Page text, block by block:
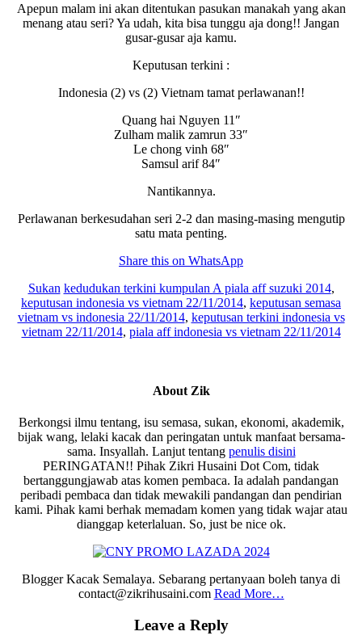
Apepun malam ini akan ditentukan pasukan manakah yang akan
menang atau seri? Ya udah, kita bisa tunggu aja dong!! Jangan
gusar-gusar aja kamu.
Keputusan terkini :
Indonesia (2) vs (2) Vietnam tamat perlawanan!!
Quang hai Nguyen 11″
Zulham malik zamrun 33″
Le chong vinh 68″
Samsul arif 84″
Nantikannya.
Perlawanan berkesudahan seri 2-2 dan masing-masing mengutip
satu mata penting.
Share this on WhatsApp
Sukan kedudukan terkini kumpulan A piala aff suzuki 2014,
keputusan indonesia vs vietnam 22/11/2014, keputusan semasa
vietnam vs indonesia 22/11/2014, keputusan terkini indonesia vs
vietnam 22/11/2014, piala aff indonesia vs vietnam 22/11/2014
About Zik
Berkongsi ilmu tentang, isu semasa, sukan, ekonomi, akademik,
bijak wang, lelaki kacak dan peringatan untuk manfaat bersama-
sama. Insyallah. Lanjut tentang penulis disini
PERINGATAN!! Pihak Zikri Husaini Dot Com, tidak
bertanggungjawab atas komen pembaca. Ia adalah pandangan
peribadi pembaca dan tidak mewakili pandangan dan pendirian
kami. Pihak kami berhak memadam komen yang tidak wajar atau
dianggap keterlaluan. So, just be nice ok.
Blogger Kacak Semalaya. Sebarang pertanyaan boleh tanya di
contact@zikrihusaini.com Read More…
Leave a Reply